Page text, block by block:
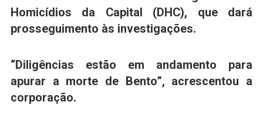
Homicídios da Capital (DHC), que dará
prosseguimento às investigações.
“Diligências estão em andamento para
apurar a morte de Bento”, acrescentou a
corporação.